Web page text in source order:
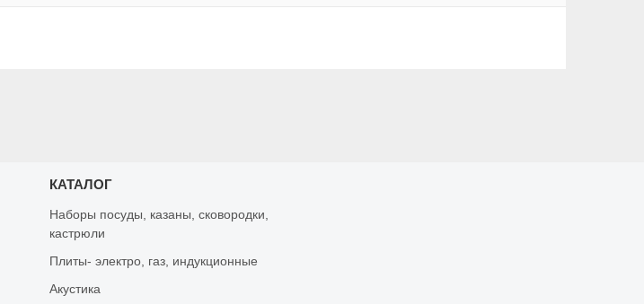
КАТАЛОГ
Наборы посуды, казаны, сковородки,
кастрюли
Плиты- электро, газ, индукционные
Акустика